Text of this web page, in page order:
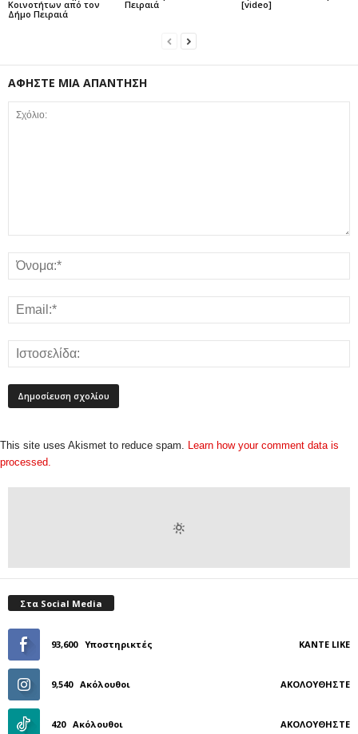
Κοινοτήτων από τον
Δήμο Πειραιά
Πειραιά
[video]
ΑΦΗΣΤΕ ΜΙΑ ΑΠΑΝΤΗΣΗ
This site uses Akismet to reduce spam.
Learn how your comment data is
processed.
Στα Social Media
93,600 Υποστηρικτές ΚΆΝΤΕ LIKE
9,540 Ακόλουθοι ΑΚΟΛΟΥΘΉΣΤΕ
420 Ακόλουθοι ΑΚΟΛΟΥΘΉΣΤΕ